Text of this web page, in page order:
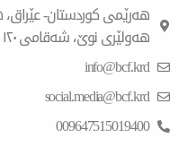
هەرێمی کوردستان- عێراق،
هەولێری نوێ، شەقامی ١٢٠ مەتری
info@bcf.krd
social.media@bcf.krd
009647515019400